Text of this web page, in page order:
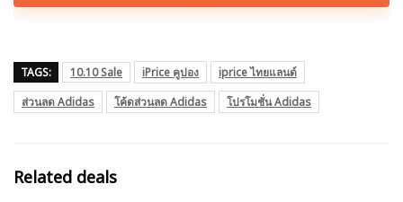
TAGS: 10.10 Sale iPrice คูปอง
iprice ไทยแลนด์
ส่วนลด Adidas
โค้ดส่วนลด Adidas โปรโมชั่น Adidas
Related deals